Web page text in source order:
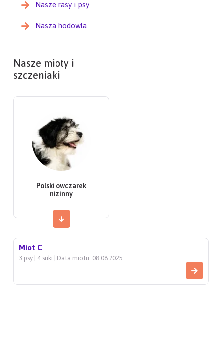
Nasze rasy i psy
Nasza hodowla
Nasze mioty i
szczeniaki
Polski owczarek
nizinny
Miot C
3 psy | 4 suki | Data miotu: 08.08.2025